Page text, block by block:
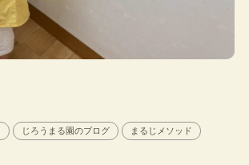
じろうまる園のブログ まるじメソッド